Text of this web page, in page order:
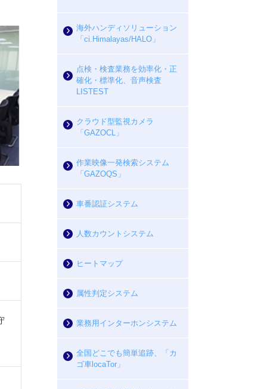
海外ハンディソリューション
「ci.Himalayas/HALO」
点検・検査業務を効率化・正
確化・標準化、音声検査
LISTEST
クラウド型監視カメラ
「GAZOCL」
作業映像一発検索システム
「GAZOQS」
車番認証システム
人数カウントシステム
ヒートマップ
属性判定システム
業務用インターホンシステム
全国どこでも簡単追跡、「カ
ゴ車locaTor」